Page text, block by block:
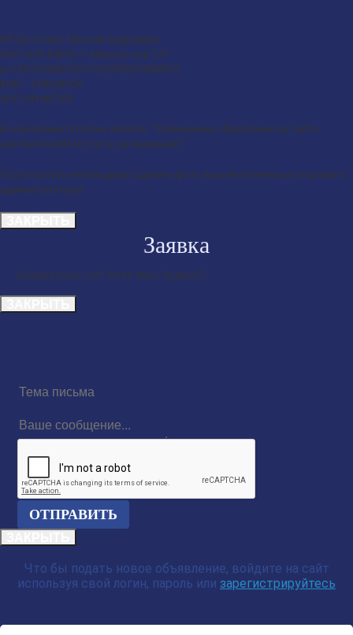
ИП Достанко Максим Андреевич
ЗАО «БСБ БАНК» г. Минска, код 175
р/с BY51UNBS30131225900010000933
БИК – UNBSBY2X
УНП 191987769
В назначении платежа указать: “Размещение объявления на сайте
arenda-besedki.by (срок размещения)”
После оплаты необходимо сделать фото вашей платежки и отправить
администратору!
Заявка
[contact-form-7 id=”6141″ title=”Заявка”]
письма
сообщение...
Что бы подать новое объявление, войдите на сайт
используя свой логин, пароль или зарегистрируйтесь